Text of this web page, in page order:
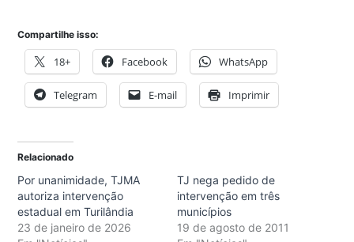
Compartilhe isso:
18+ Facebook WhatsApp
Telegram E-mail Imprimir
Relacionado
Por unanimidade, TJMA
autoriza intervenção
estadual em Turilândia
23 de janeiro de 2026
TJ nega pedido de
intervenção em três
municípios
19 de agosto de 2011